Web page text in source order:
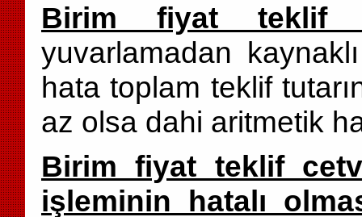
Birim fiyat teklif
yuvarlamadan
hata toplam teklif
az olsa dahi aritmetik
Birim fiyat teklif
işleminin hatalı